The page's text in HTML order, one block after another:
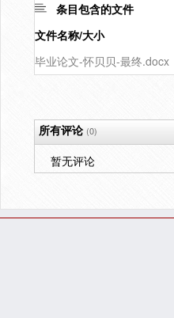
条目包含的文件
文件名称/大小
毕业论文-怀贝贝-最终.docx
所有评论(0)
暂无评论